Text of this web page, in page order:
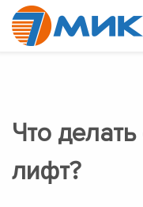
КАРЬЕРА
Что
лифт?